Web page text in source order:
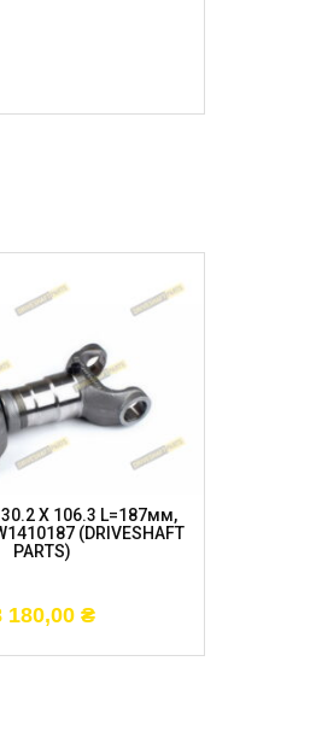
X 106.3 L=187мм,
(DRIVESHAFT
PARTS)
180,00 ₴